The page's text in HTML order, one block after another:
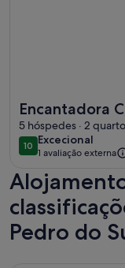
Encantadora
5 hóspedes · 2
1010 de 10
Excecional
excecional
1 avaliação externa
Pedro do